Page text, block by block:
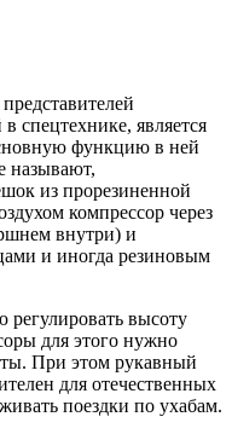
спецтехнике, является
функцию в ней
называют,
из прорезиненной
компрессор через
внутри) и
и иногда резиновым
регулировать высоту
для этого нужно
При этом рукавный
для отечественных
поездки по ухабам.